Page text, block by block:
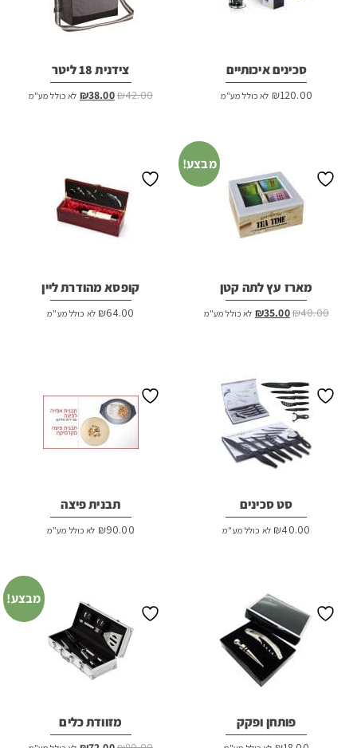
סכינים איכותיים
₪120.00 לא כולל מע"מ
צידנית 18 ליטר
₪42.00
המחיר₪38.00 המחיר
לא כולל מע"מ
מבצע!
מארז עץ לתה קטן
₪40.00
המחיר₪35.00 המחיר
לא כולל מע"מ
קופסא מהודרת ליין
₪64.00 לא כולל מע"מ
סט סכינים
₪40.00 לא כולל מע"מ
תבנית פיצה
₪90.00 לא כולל מע"מ
פותחן ופקק
מבצע!
מזוודת כלים